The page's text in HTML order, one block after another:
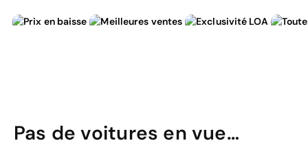
Pas de voitures en vue…